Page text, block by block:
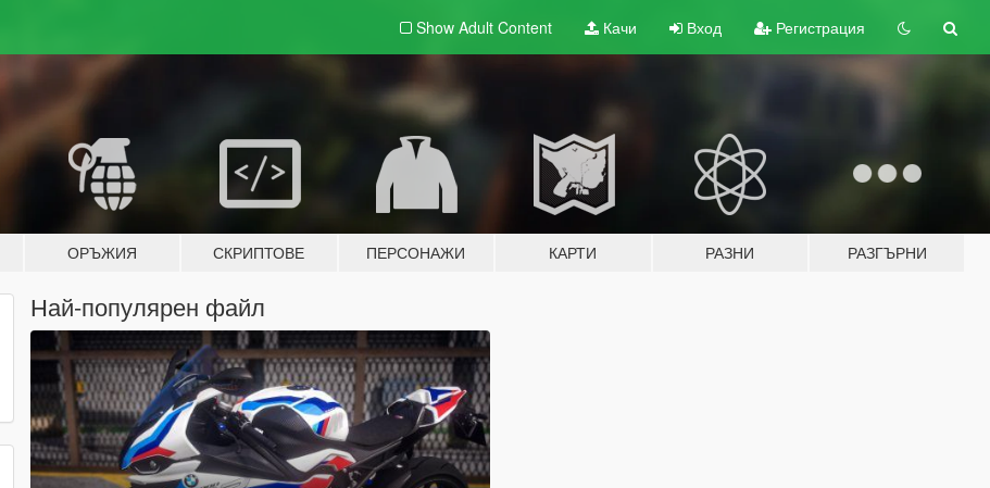
Show Adult Content Качи Вход Регистрация
ОРЪЖИЯ СКРИПТОВЕ ПЕРСОНАЖИ КАРТИ РАЗНИ РАЗГЪРНИ
Най-популярен файл